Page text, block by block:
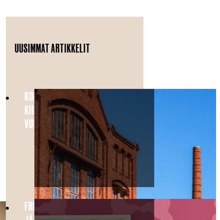
UUSIMMAT ARTIKKELIT
KONEPAJA: HELSINGIN
KIINNOSTAVIN KAUPUNGINOSA
VUONNA 2026
FRIIDU X FOLKS